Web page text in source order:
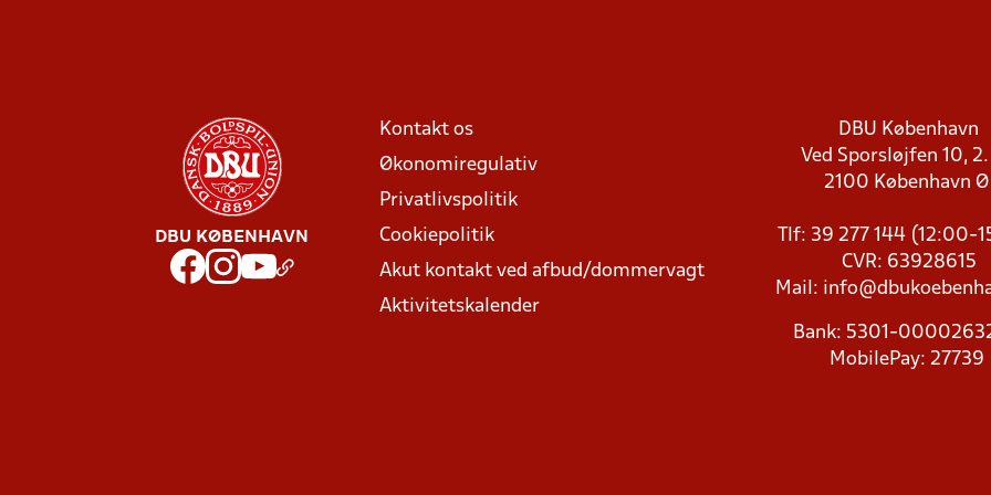
DBU KØBENHAVN
Kontakt os
Økonomiregulativ
Privatlivspolitik
Cookiepolitik
Akut kontakt ved afbud/dommervagt
Aktivitetskalender
DBU København
Ved Sporsløjfen 10,
2100 København
Tlf: 39 277 144 (12:00-
CVR: 63928615
Mail:
Bank: 5301-
MobilePay: 27739